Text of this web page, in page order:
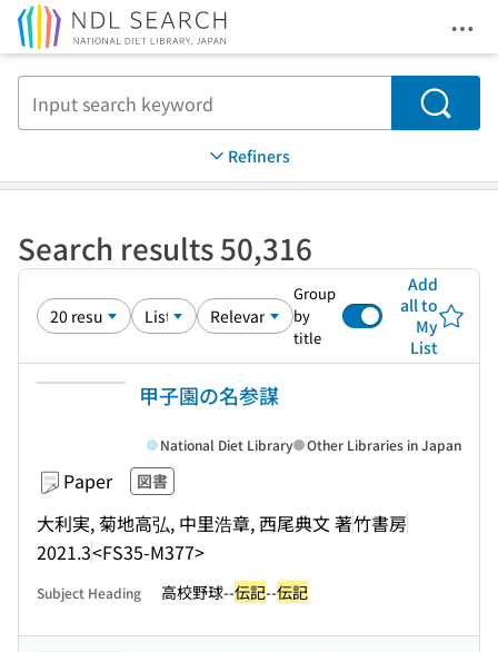
Search
Refiners
Search results 50,316
Group
by
title
Add
all to
My
List
甲子園の名参謀
Paper 図書
大利実, 菊地高弘, 中里浩章, 西尾典文 著竹書房
2021.3<FS35-M377>
National Diet Library Other Libraries in Japan
Subject Heading 高校野球--伝記--伝記